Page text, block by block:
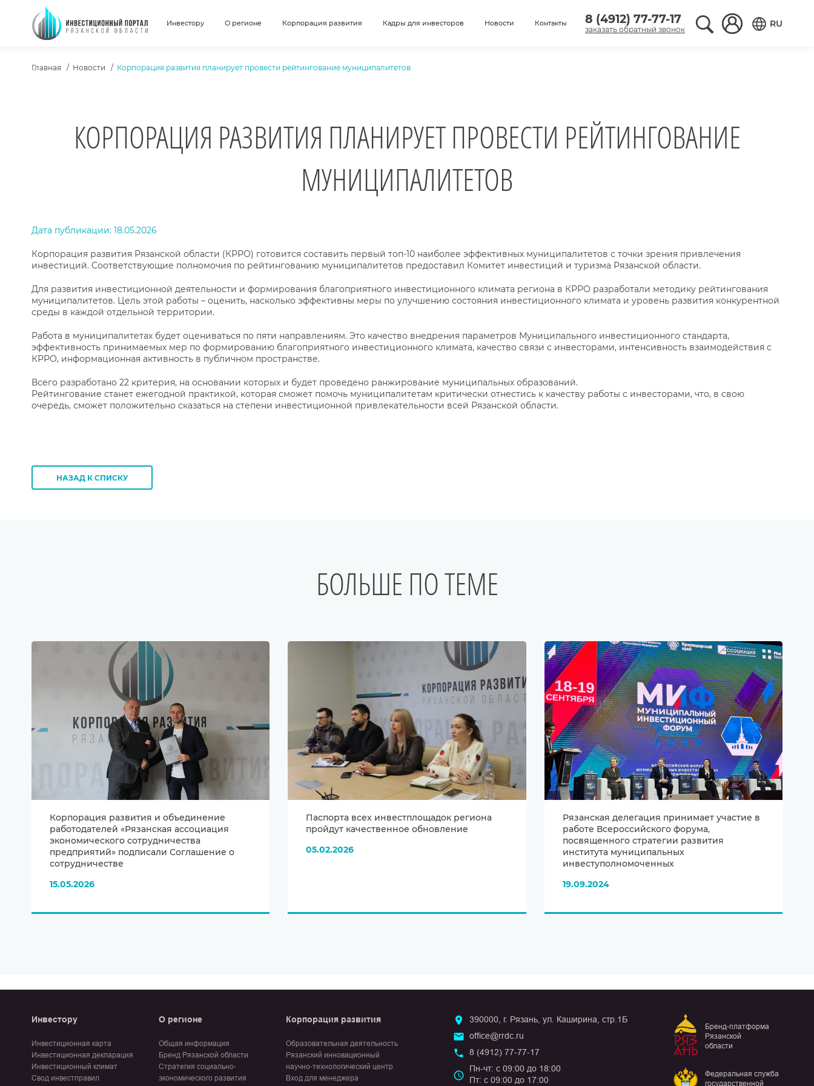
Инвестору О регионе Корпорация развития Кадры для инвесторов Новости Контакты 8 (4912) 77-77-17
заказать обратный звонок
Поиск по сайту
Вход в аккаунт
RU
ХЛЕБНЫЕ КРОШКИ
Главная Новости Корпорация развития планирует провести рейтингование муниципалитетов
КОРПОРАЦИЯ РАЗВИТИЯ ПЛАНИРУЕТ ПРОВЕСТИ РЕЙТИНГОВАНИЕ
МУНИЦИПАЛИТЕТОВ
ТЕКСТ НОВОСТИ
Дата публикации: 18.05.2026
Корпорация развития Рязанской области (КРРО) готовится составить первый топ-10 наиболее эффективных муниципалитетов с точки зрения привлечения
инвестиций. Соответствующие полномочия по рейтингованию муниципалитетов предоставил Комитет инвестиций и туризма Рязанской области.
Для развития инвестиционной деятельности и формирования благоприятного инвестиционного климата региона в КРРО разработали методику рейтингования
муниципалитетов. Цель этой работы – оценить, насколько эффективны меры по улучшению состояния инвестиционного климата и уровень развития конкурентной
среды в каждой отдельной территории.
Работа в муниципалитетах будет оцениваться по пяти направлениям. Это качество внедрения параметров Муниципального инвестиционного стандарта,
эффективность принимаемых мер по формированию благоприятного инвестиционного климата, качество связи с инвесторами, интенсивность взаимодействия с
КРРО, информационная активность в публичном пространстве.
Всего разработано 22 критерия, на основании которых и будет проведено ранжирование муниципальных образований.
Рейтингование станет ежегодной практикой, которая сможет помочь муниципалитетам критически отнестись к качеству работы с инвесторами, что, в свою
очередь, сможет положительно сказаться на степени инвестиционной привлекательности всей Рязанской области.
НАЗАД К СПИСКУ
БОЛЬШЕ ПО ТЕМЕ
Корпорация развития и объединение
работодателей «Рязанская ассоциация
экономического сотрудничества
предприятий» подписали Соглашение о
сотрудничестве
15.05.2026
Паспорта всех инвестплощадок региона
пройдут качественное обновление
05.02.2026
Рязанская делегация принимает участие в
работе Всероссийского форума,
посвященного стратегии развития
института муниципальных
инвеступолномоченных
19.09.2024
Инвестору
Инвестиционная карта
Инвестиционная декларация
Инвестиционный климат
Свод инвестправил
О регионе
Общая информация
Бренд Рязанской области
Стратегия социально-
экономического развития
Корпорация развития
Образовательная деятельность
Рязанский инновационный
научно-технологический центр
Вход для менеджера
390000, г. Рязань, ул. Каширина, стр.1Б
office@rrdc.ru
8 (4912) 77-77-17
Пн-чт: с 09:00 до 18:00
Пт: с 09:00 до 17:00
Бренд-платформа
Рязанской
области
Федеральная служба
государственной